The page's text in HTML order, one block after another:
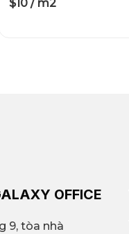
$10 / m2
OFFICE
9, tòa nhà